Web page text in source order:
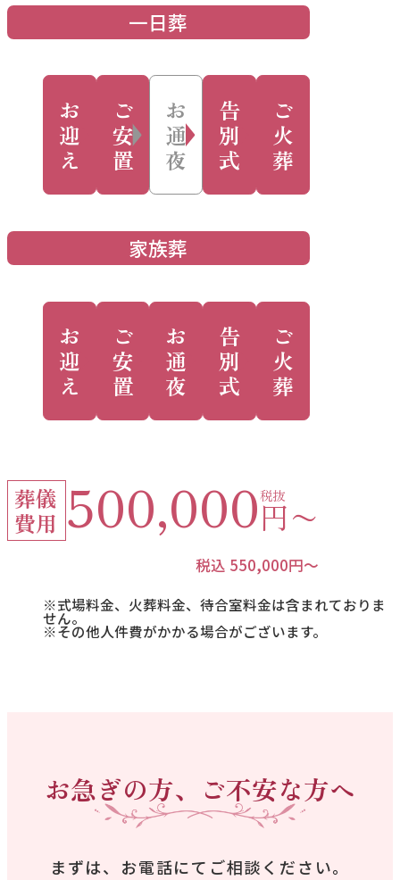
一日葬
お
迎
え
ご
安
置
お
通
夜
告
別
式
ご
火
葬
家族葬
お
迎
え
ご
安
置
お
通
夜
告
別
式
ご
火
葬
葬儀
費用 500,000税抜
円〜
税込 550,000円〜
※式場料金、火葬料金、待合室料金は含まれておりま
せん。
※その他人件費がかかる場合がございます。
お急ぎの方、ご不安な方へ
まずは、お電話にてご相談ください。